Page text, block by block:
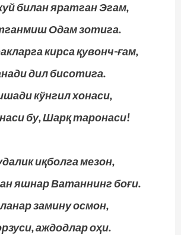
билан яратган Эгам,
Одам зотига.
кирса қувонч-ғам,
дил бисотига.
кўнгил хонаси,
бу, Шарқ таронаси!
иқболга мезон,
яшнар Ватаннинг боғи.
замину осмон,
аждодлар оҳи.